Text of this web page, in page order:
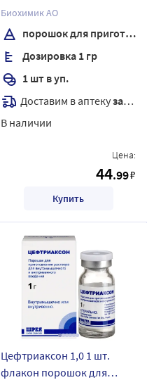
приготовления раствора
для внутривенного и
внутримышечного
введения флакон 1 шт.
комплектность флакон
Биохимик АО
порошок для приготовления раствора для внутривенного и внутримышечного введения
Дозировка 1 гр
1 шт в уп.
Доставим в аптекузавтра
В наличии
Цена:
44.99₽
Купить
Цефтриаксон 1,0 1 шт.
флакон порошок для